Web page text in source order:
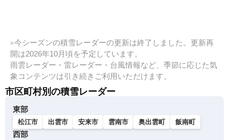
※今シーズンの積雪レーダーの更新は終了しました。更新再
開は2026年10月頃を予定しています。
雨雲レーダー・雷レーダー・台風情報など、季節に応じた気
象コンテンツは引き続きご利用いただけます。
市区町村別の積雪レーダー
東部
松江市 出雲市 安来市 雲南市 奥出雲町 飯南町
西部